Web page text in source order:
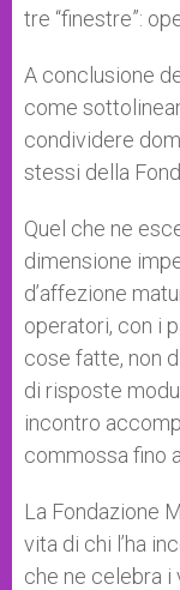
tre “finestre”:
A conclusione
come
condividere
stessi della
Quel che ne
dimensione
d’affezione
operatori, con i
cose fatte, non
di risposte
incontro
commossa fino
La Fondazione
vita di chi l’ha
che ne celebra i